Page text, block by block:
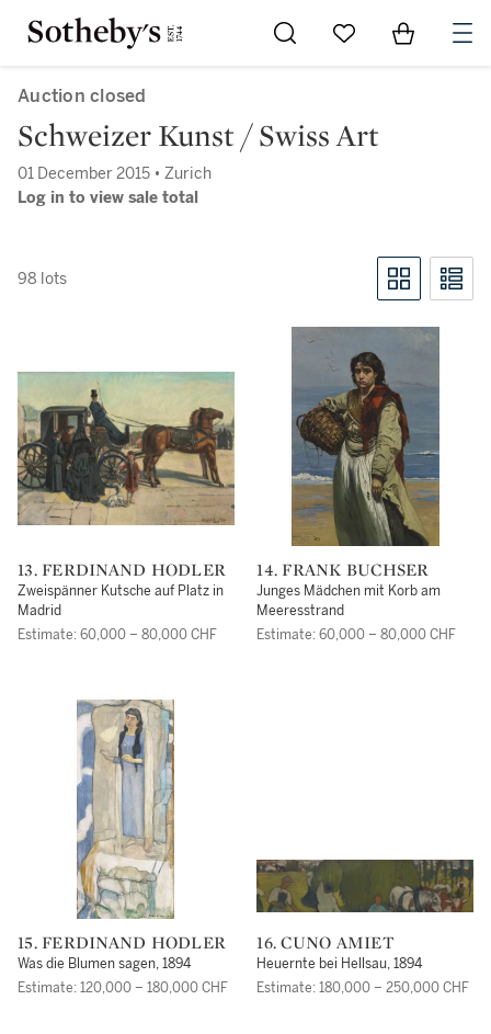
Go to My Favorites
Items in
Auction closed
Schweizer Kunst / Swiss Art
01 December 2015 • Zurich
Log in to view sale total
98 lots
13. FERDINAND HODLER
Zweispänner Kutsche auf Platz in
Madrid
Estimate: 60,000 – 80,000 CHF
14. FRANK BUCHSER
Junges Mädchen mit Korb am
Meeresstrand
Estimate: 60,000 – 80,000 CHF
15. FERDINAND HODLER
Was die Blumen sagen, 1894
Estimate: 120,000 – 180,000 CHF
16. CUNO AMIET
Heuernte bei Hellsau, 1894
Estimate: 180,000 – 250,000 CHF